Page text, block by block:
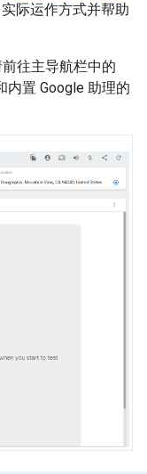
际运作方式并帮助
往主导航栏中的
内置 Google 助理的